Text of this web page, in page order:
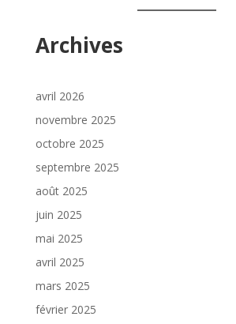
Archives
avril 2026
novembre 2025
octobre 2025
septembre 2025
août 2025
juin 2025
mai 2025
avril 2025
mars 2025
février 2025